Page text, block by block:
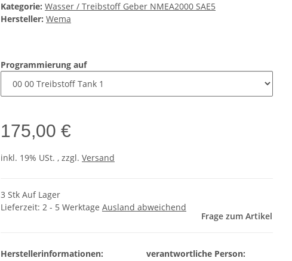
Kategorie: Wasser / Treibstoff Geber NMEA2000 SAE5
Hersteller: Wema
Programmierung auf
175,00 €
inkl. 19% USt. , zzgl. Versand
3 Stk Auf Lager
Lieferzeit: 2 - 5 Werktage Ausland abweichend
Frage zum Artikel
Herstellerinformationen:
verantwortliche Person: